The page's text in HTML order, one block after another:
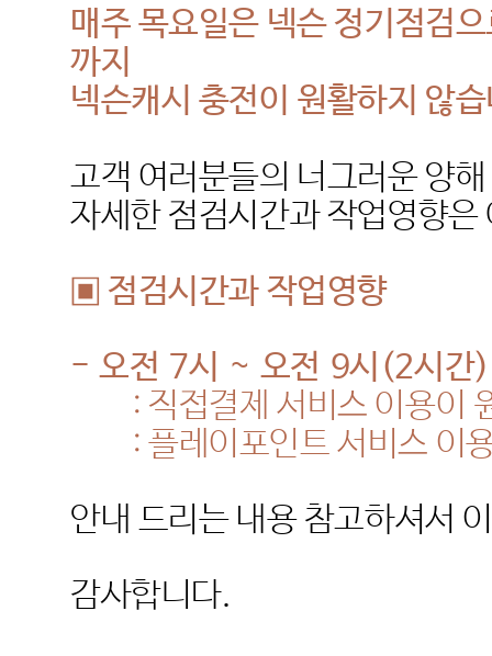
매주 목요일은 넥슨 정기점검
까지
넥슨캐시 충전이 원활하지 않
고객 여러분들의 너그러운 양
자세한 점검시간과 작업영향
▣ 점검시간과 작업영향
-오전 7시 ~ 오전 9시 (2시간)
: 직접결제 서비스 이용이
:플레이포인트 서비스 이
안내 드리는 내용 참고하셔서
감사합니다.